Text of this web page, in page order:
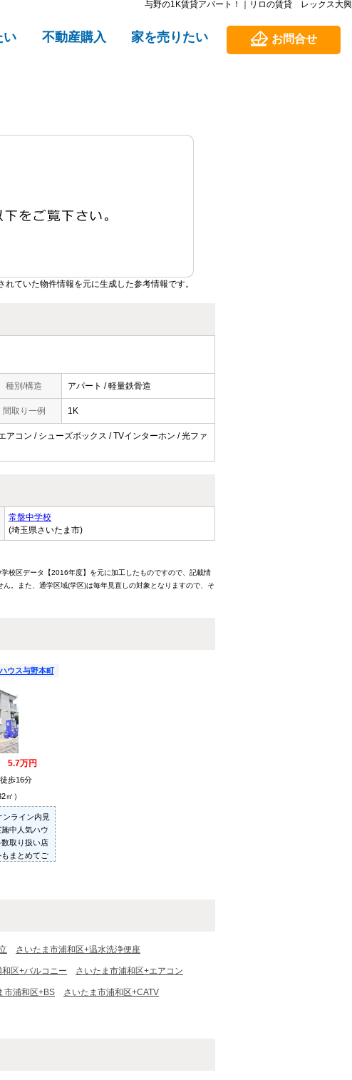
与野の1K賃貸アパート！｜リロの賃貸 レックス大興
い 不動産購入 家を売りたい お問合せ
ていた物件情報を元に生成した参考情報です。
種別/構造 アパート / 軽量鉄骨造
間取り一例 1K
アコン / シューズボックス / TVインターホン / 光ファ
常盤中学校
(埼玉県さいたま市)
校区データ【2016年度】を元に加工したものですので、記載情
。また、通学区域(学区)は毎年見直しの対象となりますので、そ
ウス与野本町
5.7万円
歩16分
㎡）
ンライン内見
中人気ハウ
取り扱い店
まとめてご
さいたま市浦和区+温水洗浄便座
区+バルコニー さいたま市浦和区+エアコン
市浦和区+BS さいたま市浦和区+CATV